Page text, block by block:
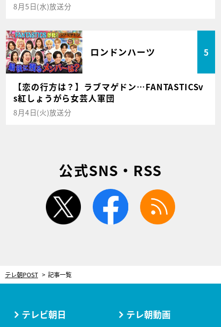
8月5日(水)放送分
ロンドンハーツ 5
【恋の行方は？】ラブマゲドン…FANTASTICSv
s紅しょうがら女芸人軍団
8月4日(火)放送分
公式SNS・RSS
twitter facebook
テレ朝POST 記事一覧
テレビ朝日 テレ朝動画